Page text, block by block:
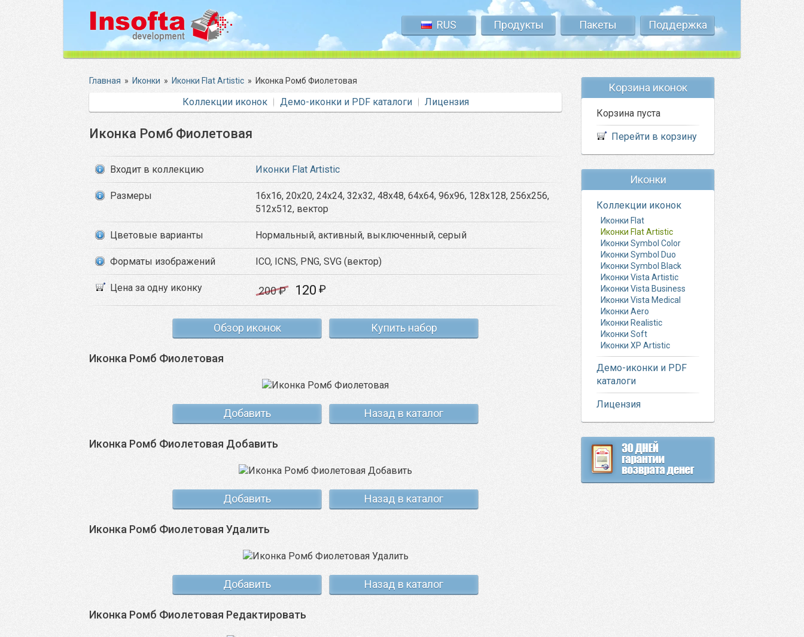
RUS Продукты Пакеты Поддержка
Главная » Иконки » Иконки Flat Artistic » Иконка Ромб Фиолетовая
Коллекции иконок Демо-иконки и PDF каталоги Лицензия
Иконка Ромб Фиолетовая
Входит в коллекцию Иконки Flat Artistic
Размеры
16x16, 20x20, 24x24, 32x32, 48x48, 64x64, 96x96, 128x128, 256x256,
512x512, вектор
Цветовые варианты Нормальный, активный, выключенный, серый
Форматы изображений ICO, ICNS, PNG, SVG (вектор)
Цена за одну иконку 200₽ 120 ₽
Обзор иконок Купить набор
Иконка Ромб Фиолетовая
Добавить Назад в каталог
Иконка Ромб Фиолетовая Добавить
Добавить Назад в каталог
Иконка Ромб Фиолетовая Удалить
Добавить Назад в каталог
Иконка Ромб Фиолетовая Редактировать
Корзина иконок
Корзина пуста
Перейти в корзину
Иконки
Коллекции иконок
Иконки Flat
Иконки Flat Artistic
Иконки Symbol Color
Иконки Symbol Duo
Иконки Symbol Black
Иконки Vista Artistic
Иконки Vista Business
Иконки Vista Medical
Иконки Aero
Иконки Realistic
Иконки Soft
Иконки XP Artistic
Демо-иконки и PDF
каталоги
Лицензия